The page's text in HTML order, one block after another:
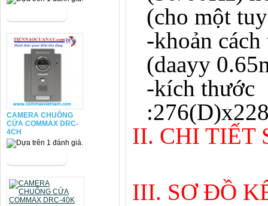
CAMERA CHUÔNG
CỬA COMMAX DRC-
4CH
(cho một
-khoản
(daayy
-kích thước
II. CHI TIẾT
III. SƠ ĐỒ